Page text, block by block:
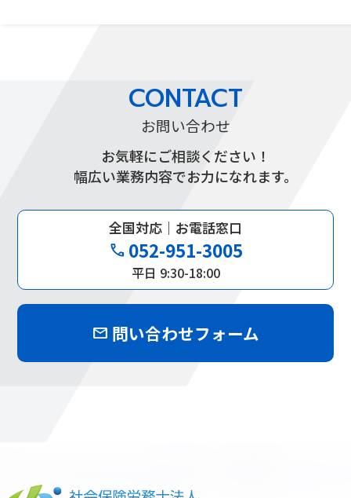
CONTACT
お問い合わせ
お気軽にご相談ください！
幅広い業務内容でお力になれます。
全国対応｜お電話窓口
phone 052-951-3005
平日 9:30-18:00
mail 問い合わせフォーム